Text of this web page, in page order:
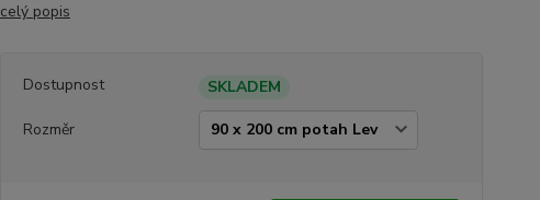
celý popis
Dostupnost SKLADEM
Rozměr